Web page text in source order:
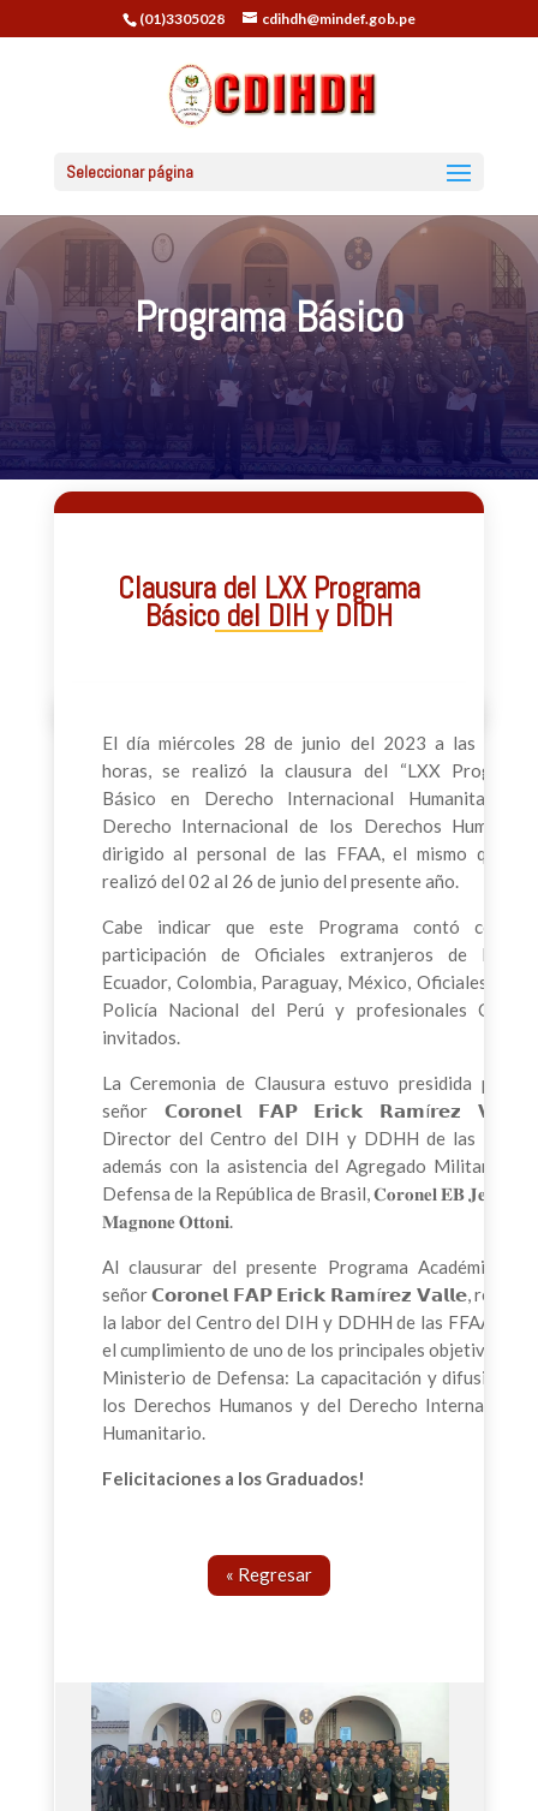
(01)3305028 cdihdh@mindef.gob.pe
Seleccionar página
Programa Básico
Clausura del LXX Programa
Básico del DIH y DIDH
El día miércoles 28 de junio del 2023 a las 15:00
horas, se realizó la clausura del “LXX Programa
Básico en Derecho Internacional Humanitario y
Derecho Internacional de los Derechos Humanos”
dirigido al personal de las FFAA, el mismo que se
realizó del 02 al 26 de junio del presente año.
Cabe indicar que este Programa contó con la
participación de Oficiales extranjeros de Brasil,
Ecuador, Colombia, Paraguay, México, Oficiales de la
Policía Nacional del Perú y profesionales Civiles
invitados.
La Ceremonia de Clausura estuvo presidida por el
señor 𝗖𝗼𝗿𝗼𝗻𝗲𝗹 𝗙𝗔𝗣 𝗘𝗿𝗶𝗰𝗸 𝗥𝗮𝗺í𝗿𝗲𝘇 𝗩𝗮𝗹𝗹𝗲,
Director del Centro del DIH y DDHH de las FFAA;
además con la asistencia del Agregado Militar y de
Defensa de la República de Brasil, 𝐂𝐨𝐫𝐨𝐧𝐞𝐥 𝐄𝐁 𝐉𝐞𝐚𝐧𝐝𝐫𝐞́
𝐌𝐚𝐠𝐧𝐨𝐧𝐞 𝐎𝐭𝐭𝐨𝐧𝐢.
Al clausurar del presente Programa Académico, el
señor 𝗖𝗼𝗿𝗼𝗻𝗲𝗹 𝗙𝗔𝗣 𝗘𝗿𝗶𝗰𝗸 𝗥𝗮𝗺í𝗿𝗲𝘇 𝗩𝗮𝗹𝗹𝗲, resaltó
la labor del Centro del DIH y DDHH de las FFAA para
el cumplimiento de uno de los principales objetivos del
Ministerio de Defensa: La capacitación y difusión de
los Derechos Humanos y del Derecho Internacional
Humanitario.
Felicitaciones a los Graduados!
« Regresar